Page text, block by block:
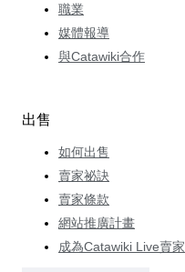
職業
媒體報導
與Catawiki合作
出售
如何出售
賣家祕訣
賣家條款
網站推廣計畫
成為Catawiki Live賣家